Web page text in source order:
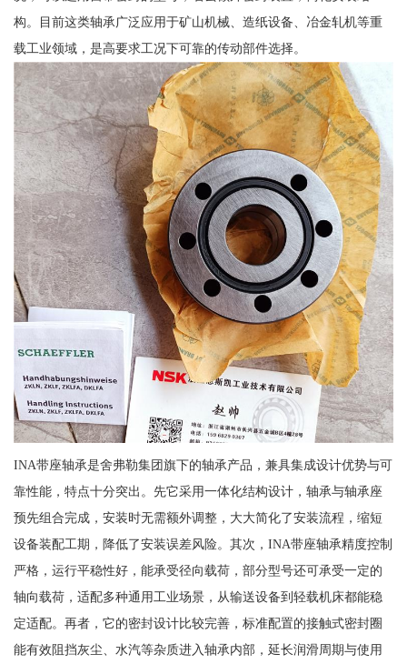
构。目前这类轴承广泛应用于矿山机械、造纸设备、冶金轧机等重
载工业领域，是高要求工况下可靠的传动部件选择。
INA带座轴承是舍弗勒集团旗下的轴承产品，兼具集成设计优势与可
靠性能，特点十分突出。先它采用一体化结构设计，轴承与轴承座
预先组合完成，安装时无需额外调整，大大简化了安装流程，缩短
设备装配工期，降低了安装误差风险。其次，INA带座轴承精度控制
严格，运行平稳性好，能承受径向载荷，部分型号还可承受一定的
轴向载荷，适配多种通用工业场景，从输送设备到轻载机床都能稳
定适配。再者，它的密封设计比较完善，标准配置的接触式密封圈
能有效阻挡灰尘、水汽等杂质进入轴承内部，延长润滑周期与使用